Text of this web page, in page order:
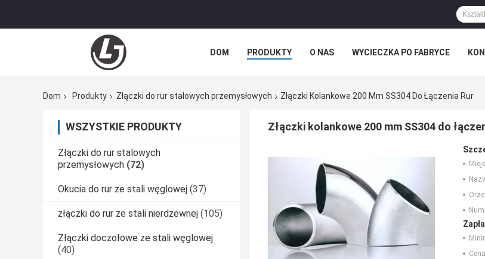
DOM PRODUKTY O NAS WYCIECZKA PO FABRYCE
Dom
Produkty Złączki do rur stalowych przemysłowych Złączki Kolankowe 200 Mm SS304 Do Łączenia Rur
WSZYSTKIE PRODUKTY
Złączki do rur stalowych
przemysłowych (72)
Okucia do rur ze stali węglowej (37)
złączki do rur ze stali nierdzewnej (105)
Złączki doczołowe ze stali węglowej
(40)
Złączki kolankowe 200 mm SS304 do